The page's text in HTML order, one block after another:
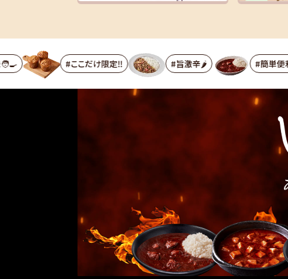
#ここだけ限定‼️ #旨激辛🌶 #簡単便利👍